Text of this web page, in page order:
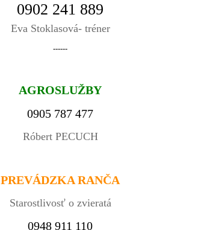
0902 241 889
Eva Stoklasová- tréner
------
AGROSLUŽBY
0905 787 477
Róbert PECUCH
PREVÁDZKA RANČA
Starostlivosť o zvieratá
0948 911 110